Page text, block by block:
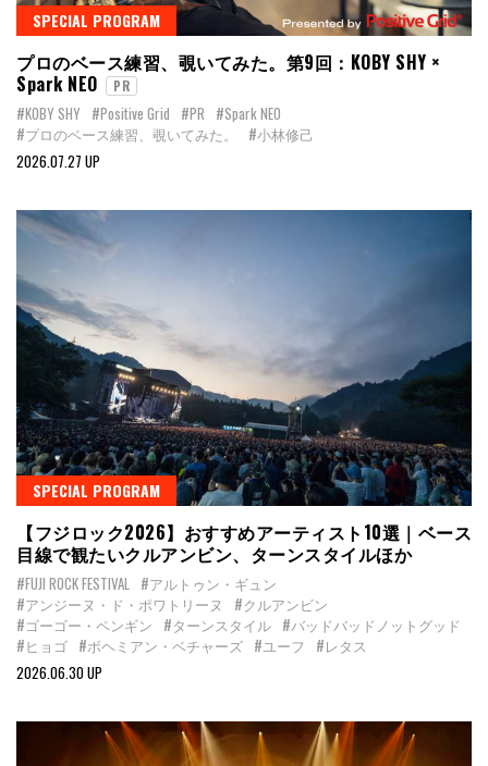
SPECIAL PROGRAM
プロのベース練習、覗いてみた。第9回：KOBY SHY ×
Spark NEO
PR
#KOBY SHY #Positive Grid #PR #Spark NEO
#プロのベース練習、覗いてみた。
#小林修己
2026.07.27 UP
SPECIAL PROGRAM
【フジロック2026】おすすめアーティスト10選｜ベース
目線で観たいクルアンビン、ターンスタイルほか
#FUJI ROCK FESTIVAL #アルトゥン・ギュン
#アンジーヌ・ド・ポワトリーヌ
#クルアンビン
#ゴーゴー・ペンギン #ターンスタイル #バッドバッドノットグッド
#ヒョゴ #ボヘミアン・ベチャーズ #ユーフ
#レタス
2026.06.30 UP